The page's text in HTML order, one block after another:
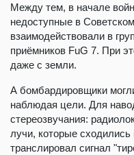
Между тем, в начале
недоступные в
взаимодействовали в
приёмников FuG 7. При
даже с земли.
А бомбардировщики
наблюдая цели. Для
стереозвучания:
лучи, которые
транслировал сигнал